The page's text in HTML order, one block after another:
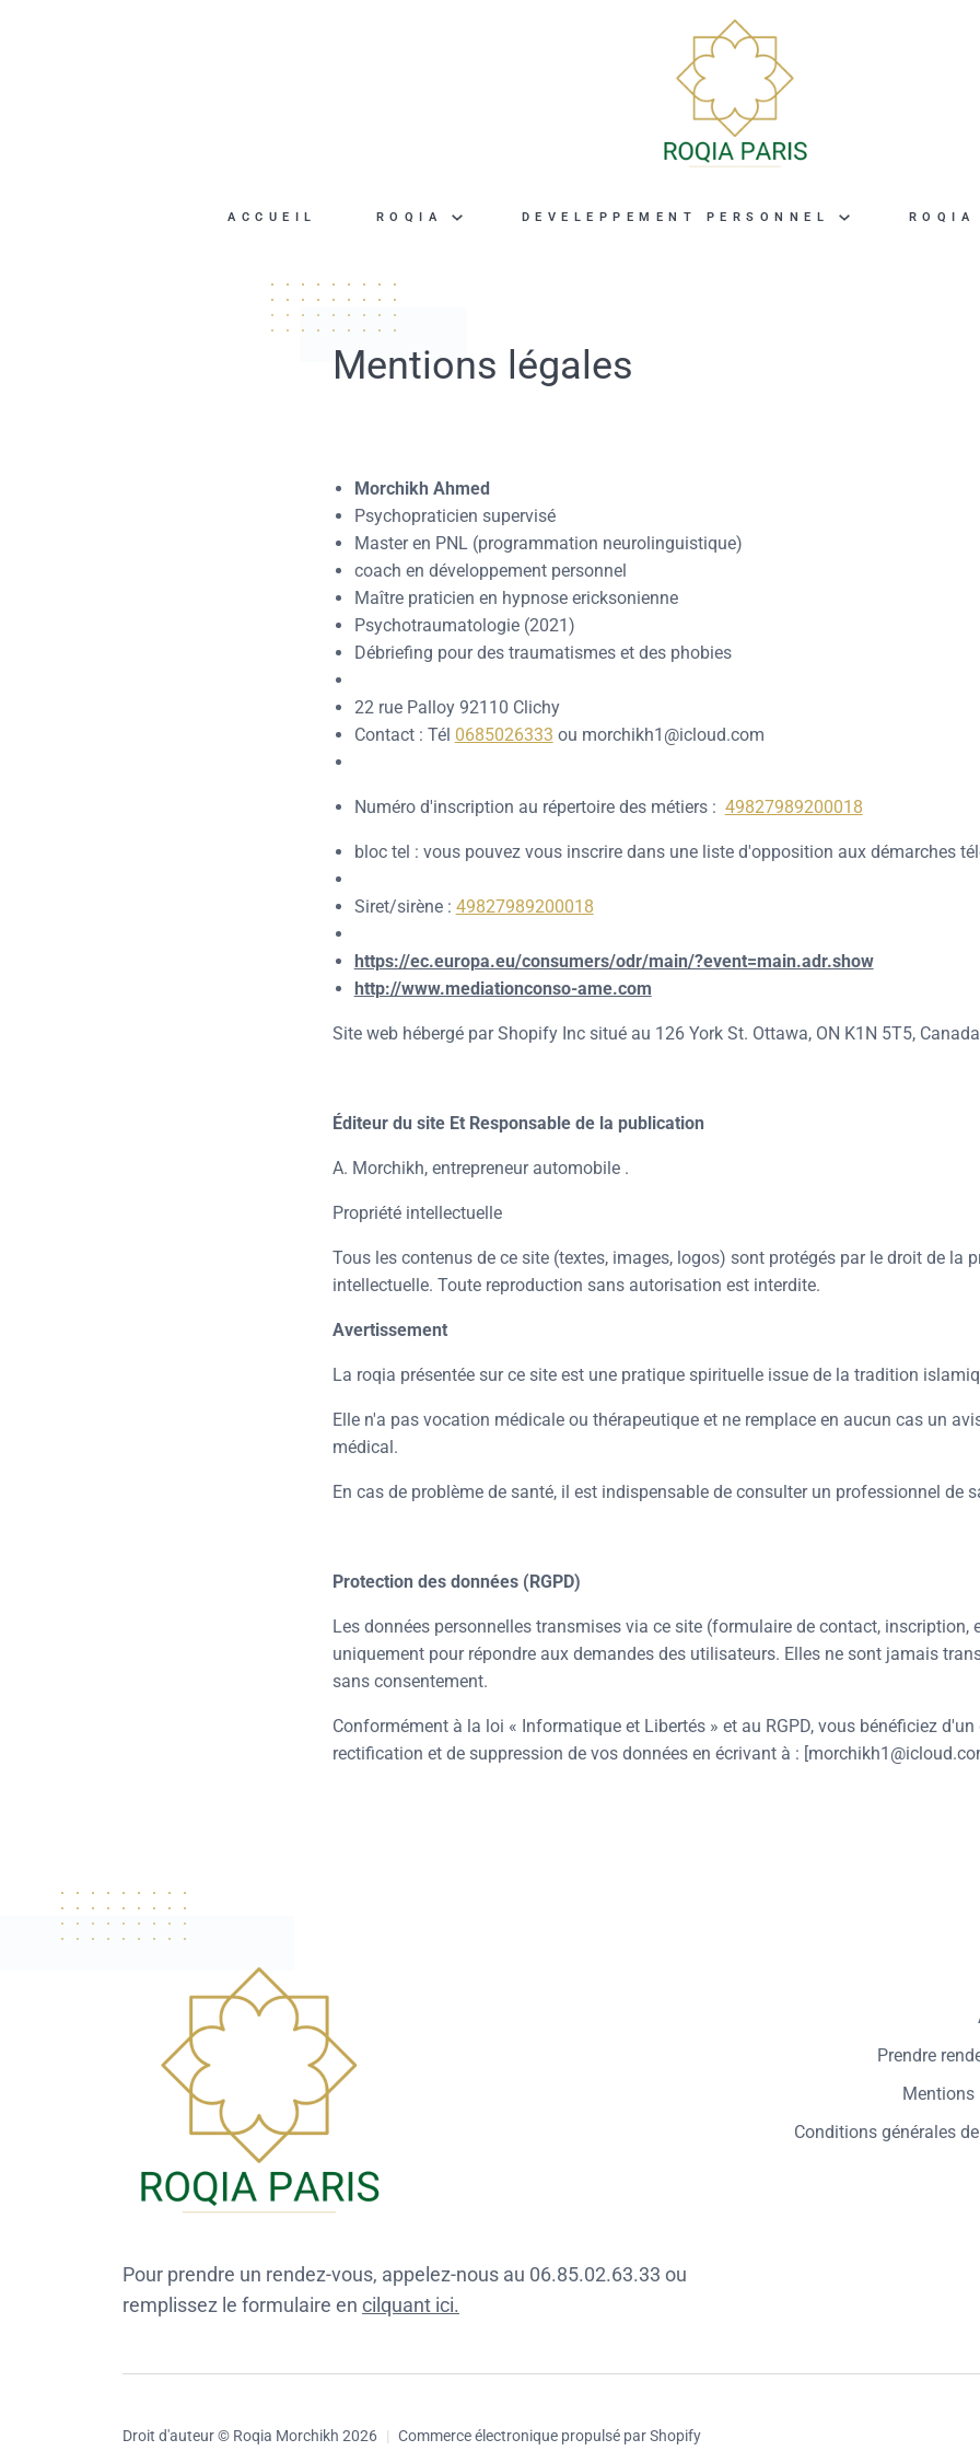
ACCUEIL ROQIA DEVELEPPEMENT PERSONNEL ROQIA
Mentions légales
Morchikh Ahmed
Psychopraticien supervisé
Master en PNL (programmation neurolinguistique)
coach en développement personnel
Maître praticien en hypnose ericksonienne
Psychotraumatologie (2021)
Débriefing pour des traumatismes et des phobies
22 rue Palloy 92110 Clichy
Contact : Tél 0685026333 ou morchikh1@icloud.com
Numéro d'inscription au répertoire des métiers : 49827989200018
bloc tel : vous pouvez vous inscrire dans une liste d'opposition aux démarches
Siret/sirène : 49827989200018
https://ec.europa.eu/consumers/odr/main/?event=main.adr.show
http://www.mediationconso-ame.com
Site web hébergé par Shopify Inc situé au 126 York St. Ottawa, ON K1N 5T5,
Éditeur du site Et Responsable de la publication
A. Morchikh, entrepreneur automobile .
Propriété intellectuelle
Tous les contenus de ce site (textes, images, logos) sont protégés par le droit de la
intellectuelle. Toute reproduction sans autorisation est interdite.
Avertissement
La roqia présentée sur ce site est une pratique spirituelle issue de la tradition
Elle n'a pas vocation médicale ou thérapeutique et ne remplace en aucun cas un
médical.
En cas de problème de santé, il est indispensable de consulter un professionnel de
Protection des données (RGPD)
Les données personnelles transmises via ce site (formulaire de contact, inscription,
uniquement pour répondre aux demandes des utilisateurs. Elles ne sont jamais
sans consentement.
Conformément à la loi « Informatique et Libertés » et au RGPD, vous bénéficiez d'un
rectification et de suppression de vos données en écrivant à :
Pour prendre un rendez-vous, appelez-nous au 06.85.02.63.33 ou
remplissez le formulaire en cilquant ici.
Prendre
Mentions
Conditions générales
Droit d'auteur © Roqia Morchikh 2026 | Commerce électronique propulsé par Shopify